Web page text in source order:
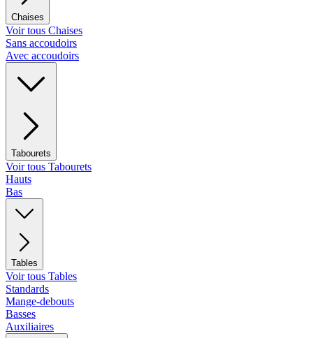
Chaises
Voir tous Chaises
Sans accoudoirs
Avec accoudoirs
Tabourets
Voir tous Tabourets
Hauts
Bas
Tables
Voir tous Tables
Standards
Mange-debouts
Basses
Auxiliaires